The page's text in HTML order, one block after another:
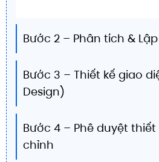
Bước 2 – Phân tích &
Bước 3 – Thiết kế giao
Design)
Bước 4 – Phê duyệt thiết
chỉnh